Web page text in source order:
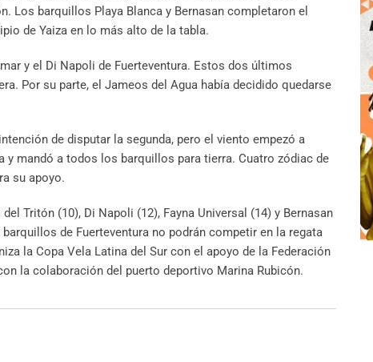
Los barquillos Playa Blanca y Bernasan completaron el
de Yaiza en lo más alto de la tabla.
y el Di Napoli de Fuerteventura. Estos dos últimos
Por su parte, el Jameos del Agua había decidido quedarse
de disputar la segunda, pero el viento empezó a
mandó a todos los barquillos para tierra. Cuatro zódiac de
su apoyo.
Tritón (10), Di Napoli (12), Fayna Universal (14) y Bernasan
de Fuerteventura no podrán competir en la regata
la Copa Vela Latina del Sur con el apoyo de la Federación
la colaboración del puerto deportivo Marina Rubicón.